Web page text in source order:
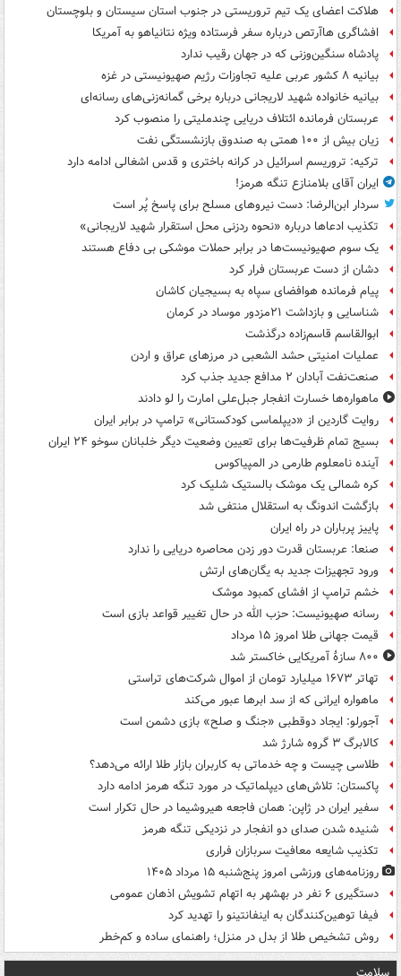
هلاکت اعضای یک تیم تروریستی در جنوب استان سیستان و بلوچستان
افشاگری هاآرتص درباره سفر فرستاده ویژه نتانیاهو به آمریکا
پادشاه سنگین‌وزنی که در جهان رقیب ندارد
بیانیه ۸ کشور عربی علیه تجاوزات رژیم صهیونیستی در غزه
بیانیه خانواده شهید لاریجانی درباره برخی گمانه‌زنی‌های رسانه‌ای
عربستان فرمانده ائتلاف دریایی چندملیتی را منصوب کرد
زیان بیش از ۱۰۰ همتی به صندوق‌ بازنشستگی نفت
ترکیه: تروریسم اسرائیل در کرانه باختری و قدس اشغالی ادامه دارد
ایران آقای بلامنازع تنگه هرمز!
سردار ابن‌الرضا: دست نیروهای مسلح برای پاسخ پُر است
تکذیب ادعاها درباره «نحوه ردزنی محل استقرار شهید لاریجانی»
یک‌ سوم صهیونیست‌ها در برابر حملات موشکی بی دفاع هستند
دشان از دست عربستان فرار کرد
پیام فرمانده هوافضای سپاه به بسیجیان کاشان
شناسایی و بازداشت ۲۱مزدور موساد در کرمان
ابوالقاسم قاسم‌زاده درگذشت
عملیات امنیتی حشد الشعبی در مرزهای عراق و اردن
صنعت‌نفت آبادان ۲ مدافع جدید جذب کرد
ماهواره‌ها خسارت انفجار جبل‌علی امارت را لو دادند
روایت گاردین از «دیپلماسی کودکستانی» ترامپ در برابر ایران
بسیج تمام ظرفیت‌ها برای تعیین وضعیت دیگر خلبانان سوخو ۲۴ ایران
آینده نامعلوم طارمی در المپیاکوس
کره شمالی یک موشک بالستیک شلیک کرد
بازگشت اندونگ به استقلال منتفی شد
پاییز پرباران در راه ایران
صنعا: عربستان قدرت دور زدن محاصره دریایی را ندارد
ورود تجهیزات جدید به یگان‌های ارتش
خشم ترامپ از افشای کمبود موشک
رسانه صهیونیست: حزب الله در حال تغییر قواعد بازی است
قیمت جهانی طلا امروز ۱۵ مرداد
۸۰۰ سازۀ آمریکایی خاکستر شد
تهاتر ۱۶۷۳ میلیارد تومان از اموال شرکت‌های تراستی
ماهواره ایرانی که از سد ابرها عبور می‌کند
آجورلو: ایجاد دوقطبی «جنگ و صلح‌» بازی دشمن است
کالابرگ ۳ گروه شارژ شد
طلاسی چیست و چه خدماتی به کاربران بازار طلا ارائه می‌دهد؟
پاکستان: تلاش‌های دیپلماتیک در مورد تنگه هرمز ادامه دارد
سفیر ایران در ژاپن: همان فاجعه هیروشیما در حال تکرار است
شنیده شدن صدای دو انفجار در نزدیکی تنگه هرمز
تکذیب شایعه معافیت سربازان فراری
روزنامه‌های ورزشی امروز پنج‌شنبه ۱۵ مرداد ۱۴۰۵
دستگیری ۶ نفر در بهشهر به اتهام تشویش اذهان عمومی
فیفا توهین‌کنندگان به اینفانتینو را تهدید کرد
روش تشخیص طلا از بدل در منزل؛ راهنمای ساده و کم‌خطر